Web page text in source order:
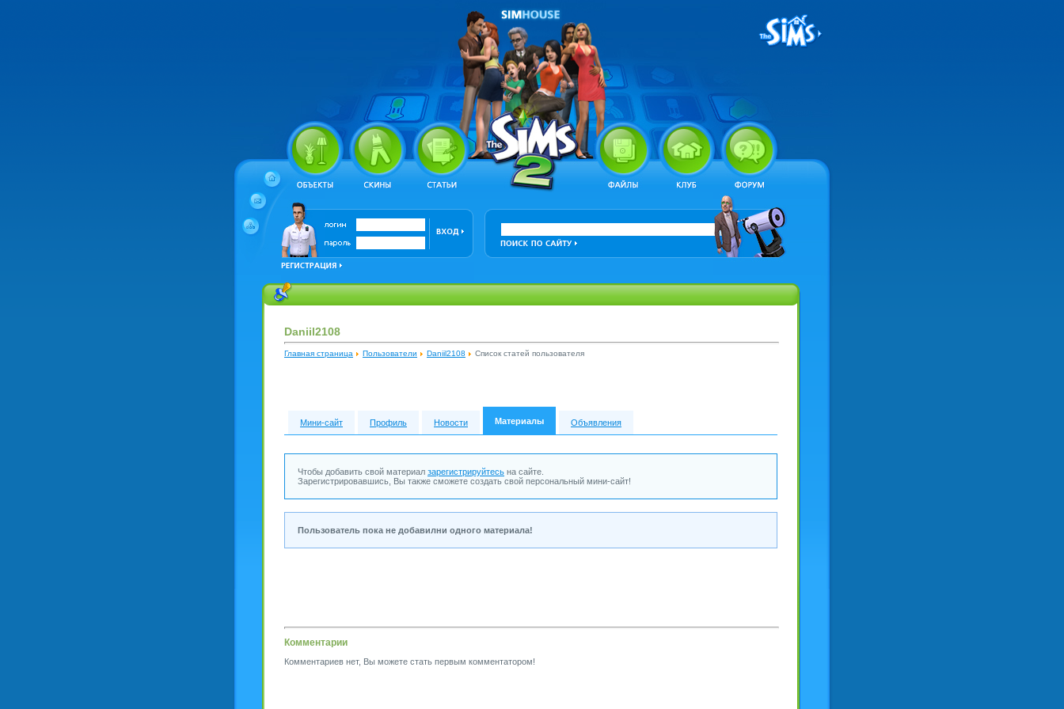
Daniil2108
Главная страница Пользователи Daniil2108 Список статей пользователя
Мини-сайт Профиль Новости Материалы Объявления
Чтобы добавить свой материал зарегистрируйтесь на сайте.
Зарегистрировавшись, Вы также сможете создать свой персональный мини-сайт!
Пользователь пока не добавилни одного материала!
Комментарии
Комментариев нет, Вы можете стать первым комментатором!